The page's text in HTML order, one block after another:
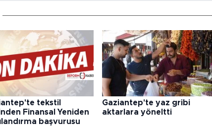
tekstil
Finansal Yeniden
başvurusu
Gaziantep'te yaz gribi
aktarlara yöneltti